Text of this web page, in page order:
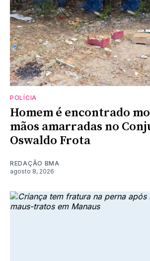
POLÍCIA
Homem é encontrado
mãos amarradas no
Oswaldo Frota
REDAÇÃO BMA
agosto 8, 2026